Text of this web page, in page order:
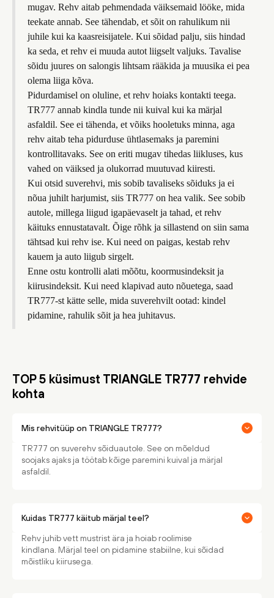
mugav. Rehv aitab pehmendada väiksemaid lööke, mida
teekate annab. See tähendab, et sõit on rahulikum nii
juhile kui ka kaasreisijatele. Kui sõidad palju, siis hindad
ka seda, et rehv ei muuda autot liigselt valjuks. Tavalise
sõidu juures on salongis lihtsam rääkida ja muusika ei pea
olema liiga kõva.
Pidurdamisel on oluline, et rehv hoiaks kontakti teega.
TR777 annab kindla tunde nii kuival kui ka märjal
asfaldil. See ei tähenda, et võiks hooletuks minna, aga
rehv aitab teha pidurduse ühtlasemaks ja paremini
kontrollitavaks. See on eriti mugav tihedas liikluses, kus
vahed on väiksed ja olukorrad muutuvad kiiresti.
Kui otsid suverehvi, mis sobib tavaliseks sõiduks ja ei
nõua juhilt harjumist, siis TR777 on hea valik. See sobib
autole, millega liigud igapäevaselt ja tahad, et rehv
käituks ennustatavalt. Õige rõhk ja sillastend on siin sama
tähtsad kui rehv ise. Kui need on paigas, kestab rehv
kauem ja auto liigub sirgelt.
Enne ostu kontrolli alati mõõtu, koormusindeksit ja
kiirusindeksit. Kui need klapivad auto nõuetega, saad
TR777-st kätte selle, mida suverehvilt ootad: kindel
pidamine, rahulik sõit ja hea juhitavus.
TOP 5 küsimust TRIANGLE TR777 rehvide
kohta
Mis rehvitüüp on TRIANGLE TR777?
TR777 on suverehv sõiduautole. See on mõeldud
soojaks ajaks ja töötab kõige paremini kuival ja märjal
asfaldil.
Kuidas TR777 käitub märjal teel?
Rehv juhib vett mustrist ära ja hoiab roolimise
kindlana. Märjal teel on pidamine stabiilne, kui sõidad
mõistliku kiirusega.